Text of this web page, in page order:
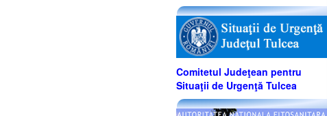
Comitetul Judeţean pentru
Situaţii de Urgenţă Tulcea